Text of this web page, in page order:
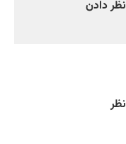
نظر دادن
نظر